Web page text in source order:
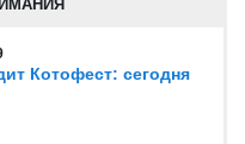
Котофест: сегодня